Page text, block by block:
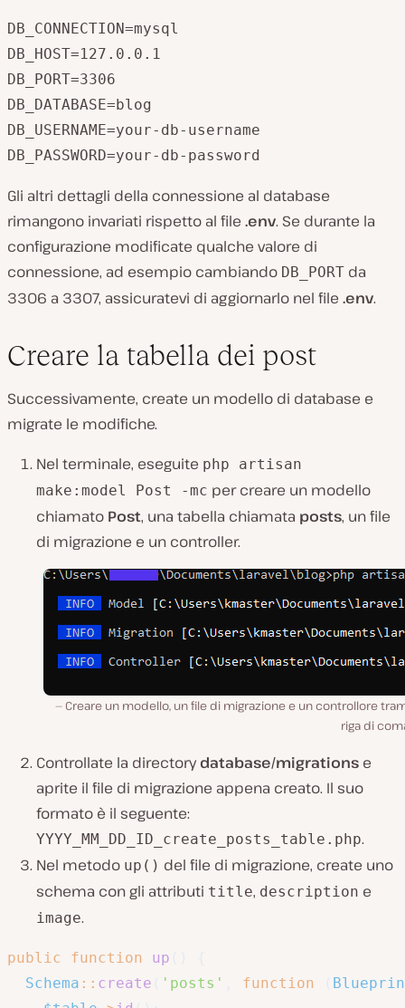
DB_CONNECTION=mysql
DB_HOST=127.0.0.1
DB_PORT=3306
DB_DATABASE=blog
DB_USERNAME=your-db-username
DB_PASSWORD=your-db-password
Gli altri dettagli della connessione al database
rimangono invariati rispetto al file .env. Se durante la
configurazione modificate qualche valore di
connessione, ad esempio cambiando DB_PORT da
3306 a 3307, assicuratevi di aggiornarlo nel file .env.
Creare la tabella dei post
Successivamente, create un modello di database e
migrate le modifiche.
Nel terminale, eseguite php artisan
make:model Post -mc per creare un modello
chiamato Post, una tabella chiamata posts, un file
di migrazione e un controller.
Creare un modello, un file di migrazione e un controllore
riga di
Controllate la directorydatabase/migrations e
aprite il file di migrazione appena creato. Il suo
formato è il seguente:
YYYY_MM_DD_ID_create_posts_table.php.
Nel metodo up() del file di migrazione, create uno
schema con gli attributi title, description e
image.
public function up
Schema :: create 'posts' function